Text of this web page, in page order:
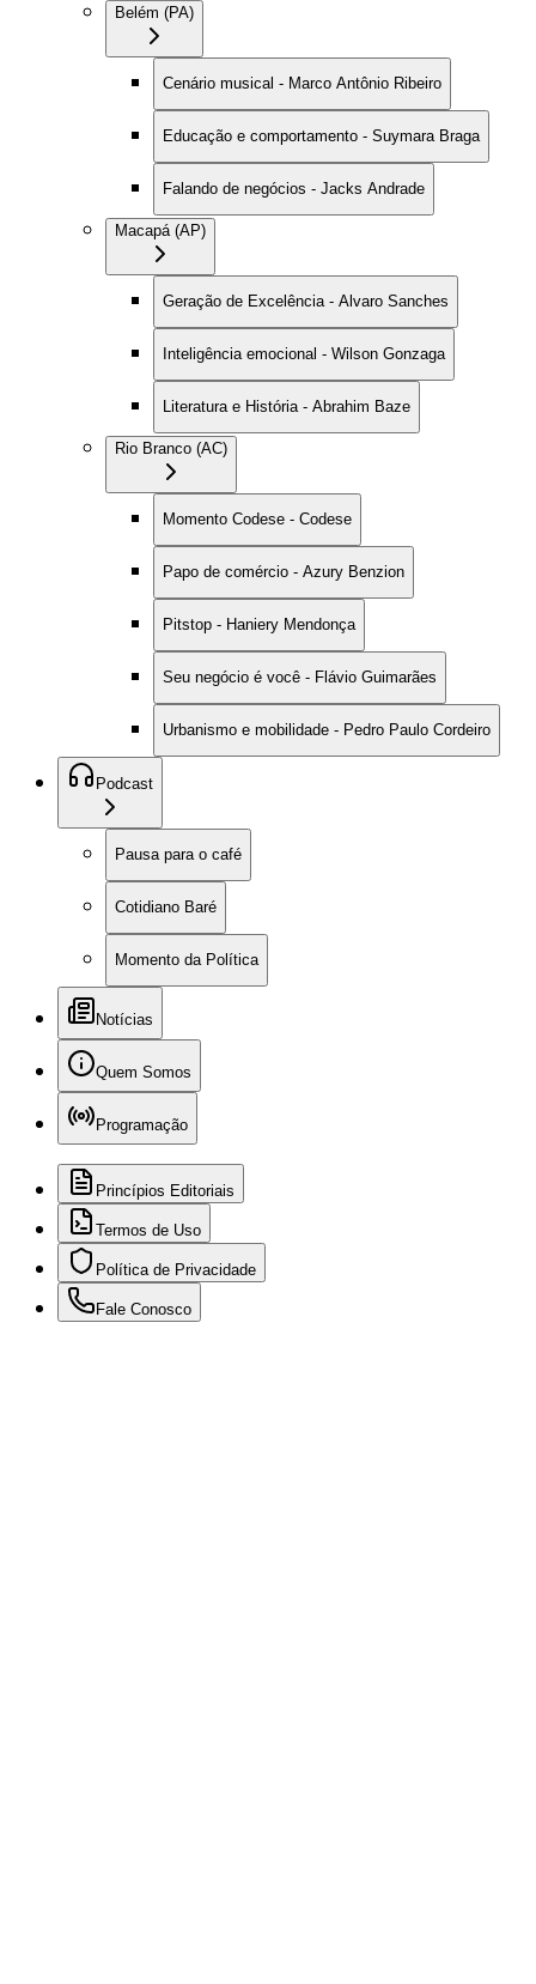
Belém (PA)
Cenário musical - Marco Antônio Ribeiro
Educação e comportamento - Suymara Braga
Falando de negócios - Jacks Andrade
Macapá (AP)
Geração de Excelência - Alvaro Sanches
Inteligência emocional - Wilson Gonzaga
Literatura e História - Abrahim Baze
Rio Branco (AC)
Momento Codese - Codese
Papo de comércio - Azury Benzion
Pitstop - Haniery Mendonça
Seu negócio é você - Flávio Guimarães
Urbanismo e mobilidade - Pedro Paulo Cordeiro
Podcast
Pausa para o café
Cotidiano Baré
Momento da Política
Notícias
Quem Somos
Programação
Princípios Editoriais
Termos de Uso
Política de Privacidade
Fale Conosco